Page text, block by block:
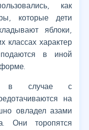
как
которые дети
яблоки,
классах характер
в иной
в случае с
на
овладел азами
Они торопятся